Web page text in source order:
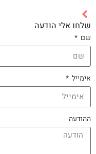
שלחו אלי הודעה
שם
אימייל
ההודעה